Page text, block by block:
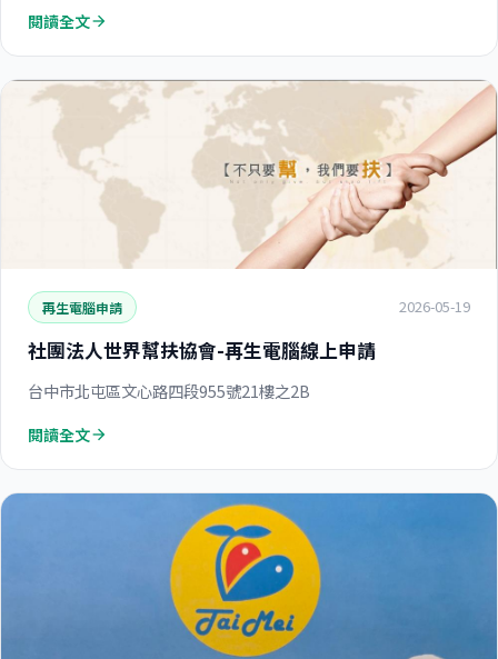
閱讀全文arrow_forward
再生電腦申請 2026-05-19
社團法人世界幫扶協會-再生電腦線上申請
台中市北屯區文心路四段955號21樓之2B
閱讀全文arrow_forward